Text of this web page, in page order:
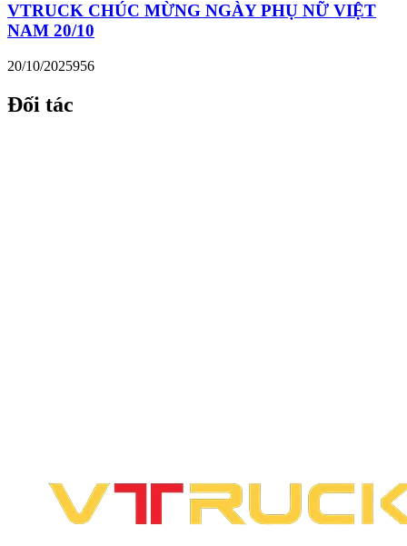
VTRUCK CHÚC MỪNG NGÀY PHỤ NỮ VIỆT
NAM 20/10
20/10/2025956
Đối tác